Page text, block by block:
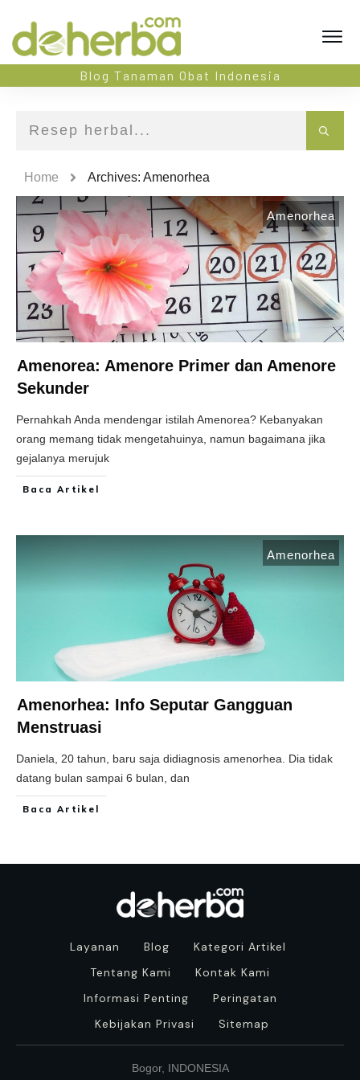
Blog Tanaman Obat Indonesia
Home Archives: Amenorhea
Amenorhea
Amenorea: Amenore Primer dan Amenore
Sekunder
Pernahkah Anda mendengar istilah Amenorea? Kebanyakan
orang memang tidak mengetahuinya, namun bagaimana jika
gejalanya merujuk
Baca Artikel
Amenorhea
Amenorhea: Info Seputar Gangguan
Menstruasi
Daniela, 20 tahun, baru saja didiagnosis amenorhea. Dia tidak
datang bulan sampai 6 bulan, dan
Baca Artikel
Layanan Blog
Kategori Artikel
Tentang Kami
Kontak Kami
Informasi Penting
Peringatan
Kebijakan Privasi
Sitemap
Bogor, INDONESIA